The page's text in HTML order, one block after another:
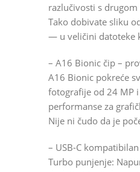
razlučivosti s
Tako dobivate sliku
— u veličini datoteke
– A16 Bionic čip –
A16 Bionic pokreće
fotografije od 24 MP
performanse za
Nije ni čudo da je
– USB-C kompatibilan
Turbo punjenje: